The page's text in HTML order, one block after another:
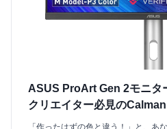
ASUS ProArt Gen 2モニタ
クリエイター必見の